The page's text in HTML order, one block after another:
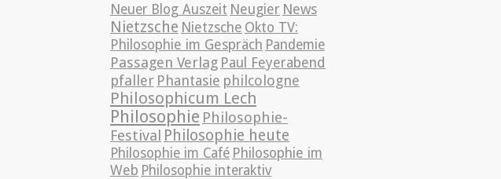
Neuer Blog Auszeit Neugier News
Nietzsche Nietzsche Okto TV:
Philosophie im Gespräch Pandemie
Passagen Verlag Paul Feyerabend
pfaller Phantasie philcologne
Philosophicum Lech
Philosophie Philosophie-
Festival Philosophie heute
Philosophie im Café Philosophie im
Web Philosophie interaktiv